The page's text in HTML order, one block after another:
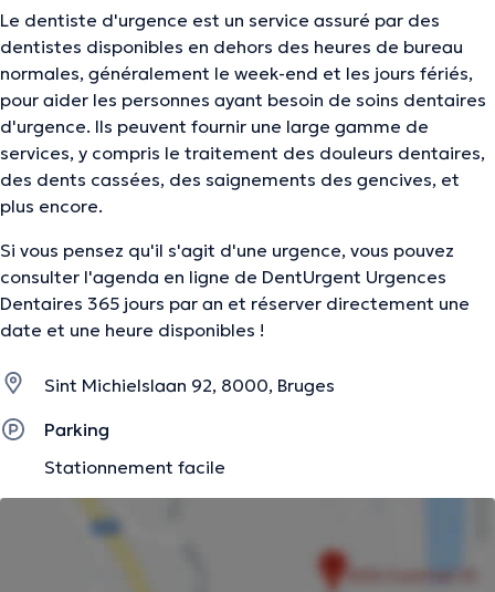
Le dentiste d'urgence est un service assuré par des
dentistes disponibles en dehors des heures de bureau
normales, généralement le week-end et les jours fériés,
pour aider les personnes ayant besoin de soins dentaires
d'urgence. Ils peuvent fournir une large gamme de
services, y compris le traitement des douleurs dentaires,
des dents cassées, des saignements des gencives, et
plus encore.
Si vous pensez qu'il s'agit d'une urgence, vous pouvez
consulter l'agenda en ligne de DentUrgent Urgences
Dentaires 365 jours par an et réserver directement une
date et une heure disponibles !
Sint Michielslaan 92, 8000, Bruges
Parking
Stationnement facile